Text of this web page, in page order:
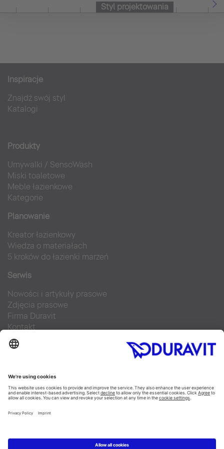
Styl projektowania
Inspiracje
Znajdź swój styl
Katalogi
Produkty
Umywalki / SensoWash
Miski toaletowe
Meble łazienkowe
Kategorie
Planowanie
Kreator łazienkowy
Wiedza o materiałach
5 kroków do łazienki marzeń
Serwis
Nowości i artykuły prasowe
Zdjęcia prasowe
Firma Duravit
Kontakt
Najczęściej zadawane pytania
Facebook
Instagram
Pinterest
Blog
YouTube